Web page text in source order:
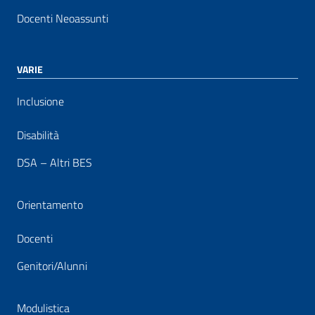
Docenti Neoassunti
VARIE
Inclusione
Disabilità
DSA – Altri BES
Orientamento
Docenti
Genitori/Alunni
Modulistica